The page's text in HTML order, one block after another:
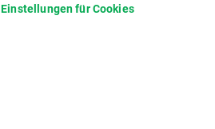
Einstellungen für Cookies